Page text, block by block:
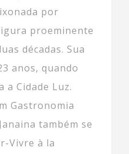
por
proeminente
décadas. Sua
anos, quando
a Cidade Luz.
Gastronomia
também se
Vivre à la